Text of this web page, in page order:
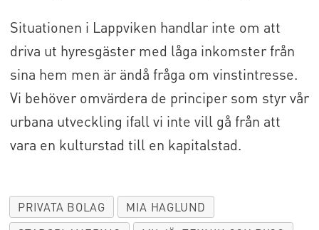
Situationen i Lappviken handlar inte om att
driva ut hyresgäster med låga inkomster från
sina hem men är ändå fråga om vinstintresse.
Vi behöver omvärdera de principer som styr vår
urbana utveckling ifall vi inte vill gå från att
vara en kulturstad till en kapitalstad.
PRIVATA BOLAG
MIA HAGLUND